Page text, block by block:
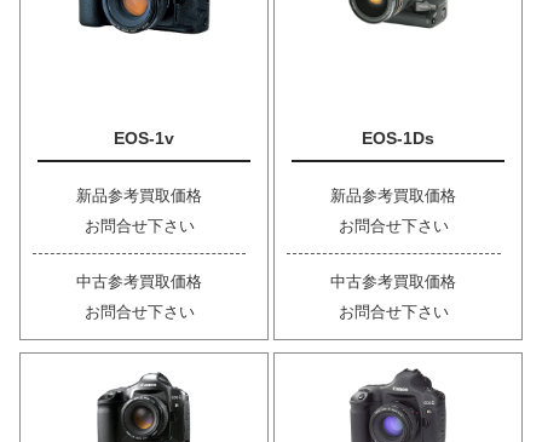
EOS-1v
新品参考買取価格
お問合せ下さい
中古参考買取価格
お問合せ下さい
EOS-1Ds
新品参考買取価格
お問合せ下さい
中古参考買取価格
お問合せ下さい